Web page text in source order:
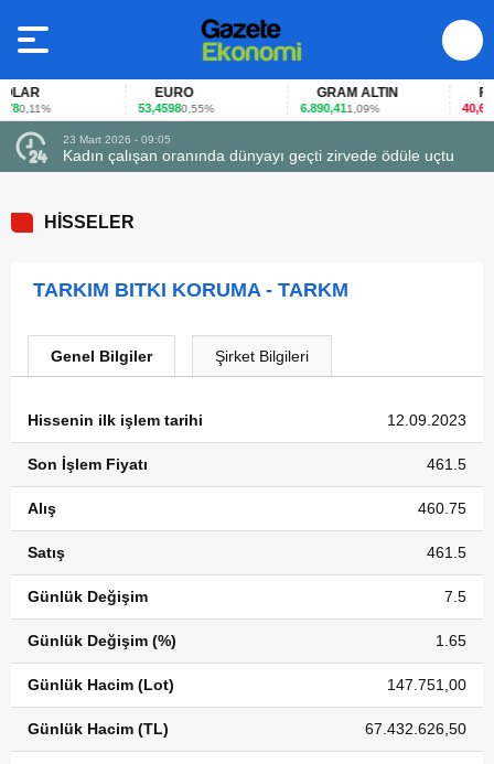
0,11%
EURO
53,45980,55%
GRAM ALTIN
6.890,411,09%
FAİZ
40,65-
23 Mart 2026 - 09:05
Kadın çalışan oranında dünyayı geçti zirvede ödüle uçtu
HİSSELER
TARKIM BITKI KORUMA - TARKM
Genel Bilgiler Şirket Bilgileri
Hissenin ilk işlem tarihi 12.09.2023
Son İşlem Fiyatı 461.5
Alış 460.75
Satış 461.5
Günlük Değişim 7.5
Günlük Değişim (%) 1.65
Günlük Hacim (Lot) 147.751,00
Günlük Hacim (TL) 67.432.626,50